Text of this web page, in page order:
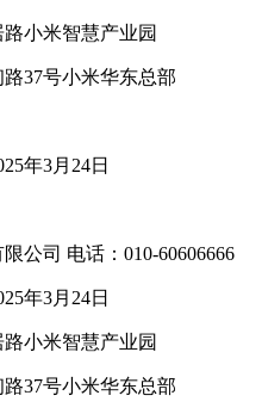
小米智慧产业园
37号小米华东总部
年3月24日
公司 电话：010-60606666
年3月24日
小米智慧产业园
37号小米华东总部